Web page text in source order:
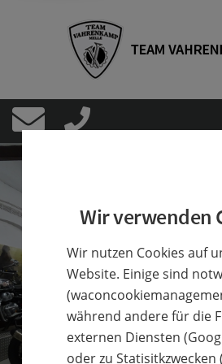
Wir verwenden
Wir nutzen Cookies auf
Website. Einige sind
während andere für die
externen Diensten
oder zu Statisitkzwecken